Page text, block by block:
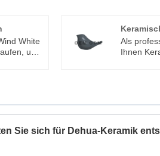
um Ihr
White
und
Als
Ihnen
bieten
Sie sich für Dehua-Keramik